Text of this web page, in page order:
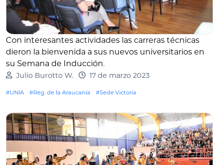
Con interesantes actividades las carreras técnicas
dieron la bienvenida a sus nuevos universitarios en
su Semana de Inducción.
Julio Burotto W. 17 de marzo 2023
#UNIA #Reg. de la Araucanía #Sede Victoria